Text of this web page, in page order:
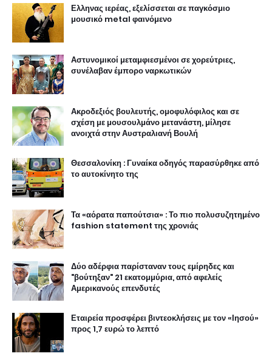
Ελληνας ιερέας, εξελίσσεται σε παγκόσμιο
μουσικό metal φαινόμενο
Αστυνομικοί μεταμφιεσμένοι σε χορεύτριες,
συνέλαβαν έμπορο ναρκωτικών
Ακροδεξιός βουλευτής, ομοφυλόφιλος και σε
σχέση με μουσουλμάνο μετανάστη, μίλησε
ανοιχτά στην Αυστραλιανή Βουλή
Θεσσαλονίκη : Γυναίκα οδηγός παρασύρθηκε από
το αυτοκίνητο της
Τα «αόρατα παπούτσια» : Το πιο πολυσυζητημένο
fashion statement της χρονιάς
Δύο αδέρφια παρίσταναν τους εμίρηδες και
"βούτηξαν" 21 εκατομμύρια, από αφελείς
Αμερικανούς επενδυτές
Εταιρεία προσφέρει βιντεοκλήσεις με τον «Ιησού»
προς 1,7 ευρώ το λεπτό